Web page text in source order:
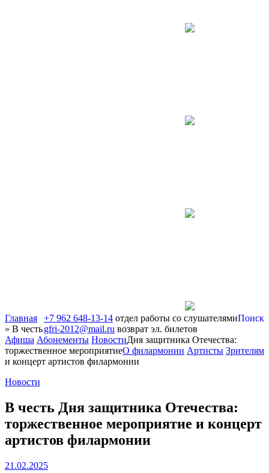
Поиск
+7 962 648-13-14 отдел работы со слушателями
gfri-2012@mail.ru возврат эл. билетов
Афиша Абонементы Новости
О филармонии Артисты Зрителям
Главная
» В честь
Дня защитника Отечества:
торжественное мероприятие
и концерт артистов филармонии
Новости
В честь Дня защитника Отечества:
торжественное мероприятие и концерт
артистов филармонии
21.02.2025